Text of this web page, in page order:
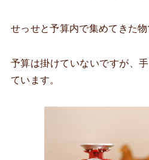
せっせと予算内で集めてきた物
予算は掛けていないですが、
ています。